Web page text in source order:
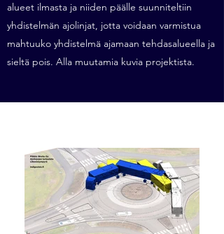
alueet ilmasta ja niiden päälle suunniteltiin
yhdistelmän ajolinjat, jotta voidaan varmistua
mahtuuko yhdistelmä ajamaan tehdasalueella ja
sieltä pois. Alla muutamia kuvia projektista.